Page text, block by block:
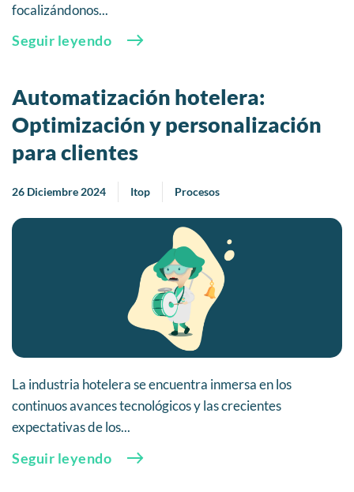
focalizándonos...
Seguir leyendo
Automatización hotelera:
Optimización y personalización
para clientes
26 Diciembre 2024 Itop Procesos
La industria hotelera se encuentra inmersa en los
continuos avances tecnológicos y las crecientes
expectativas de los...
Seguir leyendo